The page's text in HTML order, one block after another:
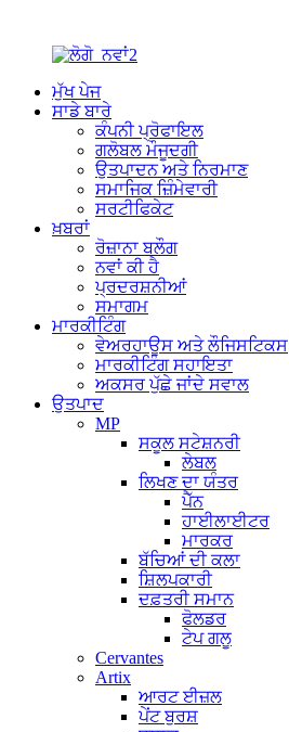
ਮੁੱਖ ਪੇਜ
ਸਾਡੇ ਬਾਰੇ
ਕੰਪਨੀ ਪ੍ਰੋਫਾਇਲ
ਗਲੋਬਲ ਮੌਜੂਦਗੀ
ਉਤਪਾਦਨ ਅਤੇ ਨਿਰਮਾਣ
ਸਮਾਜਿਕ ਜ਼ਿੰਮੇਵਾਰੀ
ਸਰਟੀਫਿਕੇਟ
ਖ਼ਬਰਾਂ
ਰੋਜ਼ਾਨਾ ਬਲੌਗ
ਨਵਾਂ ਕੀ ਹੈ
ਪ੍ਰਦਰਸ਼ਨੀਆਂ
ਸਮਾਗਮ
ਮਾਰਕੀਟਿੰਗ
ਵੇਅਰਹਾਊਸ ਅਤੇ ਲੌਜਿਸਟਿਕਸ
ਮਾਰਕੀਟਿੰਗ ਸਹਾਇਤਾ
ਅਕਸਰ ਪੁੱਛੇ ਜਾਂਦੇ ਸਵਾਲ
ਉਤਪਾਦ
MP
ਸਕੂਲ ਸਟੇਸ਼ਨਰੀ
ਲੇਬਲ
ਲਿਖਣ ਦਾ ਯੰਤਰ
ਪੈੱਨ
ਹਾਈਲਾਈਟਰ
ਮਾਰਕਰ
ਬੱਚਿਆਂ ਦੀ ਕਲਾ
ਸ਼ਿਲਪਕਾਰੀ
ਦਫ਼ਤਰੀ ਸਮਾਨ
ਫੋਲਡਰ
ਟੇਪ ਗਲੂ
Cervantes
Artix
ਆਰਟ ਈਜ਼ਲ
ਪੇਂਟ ਬੁਰਸ਼